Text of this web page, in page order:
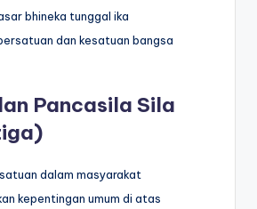
bhineka tunggal ika
dan kesatuan bangsa
Pancasila Sila
dalam masyarakat
kepentingan umum di atas